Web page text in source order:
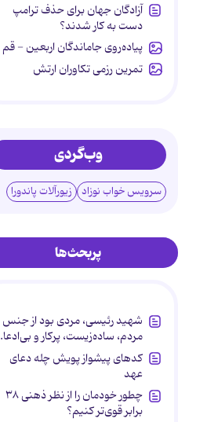
آزادگان جهان برای حذف ترامپ
دست به کار شدند؟
پیاده‌روی جاماندگان اربعین - قم
تمرین رزمی تکاوران ارتش
وب‌گردی
سرویس خواب نوزاد زیورآلات پاندورا
پربحث‌ها
شهید رئیسی، مردی بود از جنس
مردم، ساده‌زیست، پرکار و بی‌ادعا.
کدهای پیشواز پویش چله دعای
عهد
چطور خودمان را از نظر ذهنی ۳۸
برابر قوی‌تر کنیم؟